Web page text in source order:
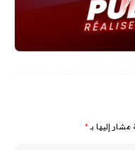
مشار إليها بـ *